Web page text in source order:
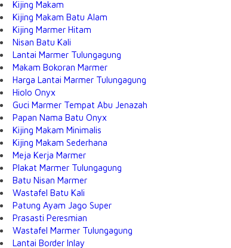
Kijing Makam
Kijing Makam Batu Alam
Kijing Marmer Hitam
Nisan Batu Kali
Lantai Marmer Tulungagung
Makam Bokoran Marmer
Harga Lantai Marmer Tulungagung
Hiolo Onyx
Guci Marmer Tempat Abu Jenazah
Papan Nama Batu Onyx
Kijing Makam Minimalis
Kijing Makam Sederhana
Meja Kerja Marmer
Plakat Marmer Tulungagung
Batu Nisan Marmer
Wastafel Batu Kali
Patung Ayam Jago Super
Prasasti Peresmian
Wastafel Marmer Tulungagung
Lantai Border Inlay